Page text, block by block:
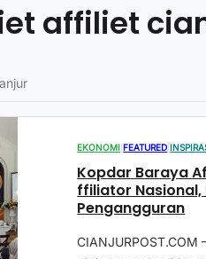
affiliet
EKONOMI FEATURED
Kopdar Baraya
ffiliator Nasional,
Pengangguran